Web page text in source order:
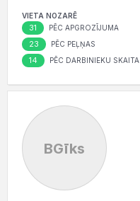
VIETA NOZARĒ
31 PĒC APGROZĪJUMA
23 PĒC PEĻŅAS
14 PĒC DARBINIEKU SKAITA
BGīks